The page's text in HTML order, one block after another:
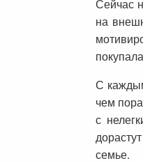
Сейчас
на
С
чем
с
семье.